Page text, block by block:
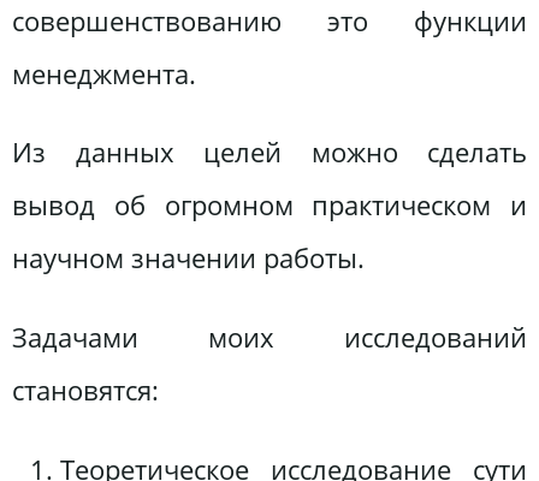
совершенствованию это функции
менеджмента.
Из данных целей можно сделать
вывод об огромном практическом и
научном значении работы.
Задачами моих исследований
становятся:
Теоретическое исследование сути